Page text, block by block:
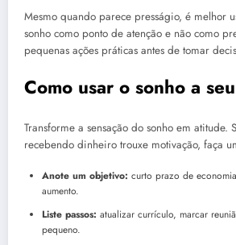
Mesmo quando parece presságio, é melhor
sonho como ponto de atenção e não como
pequenas ações práticas antes de tomar
Como usar o sonho a
Transforme a sensação do sonho em atitude.
recebendo dinheiro trouxe motivação, faça
Anote um objetivo: curto prazo de
aumento.
Liste passos: atualizar currículo, marcar
pequeno.